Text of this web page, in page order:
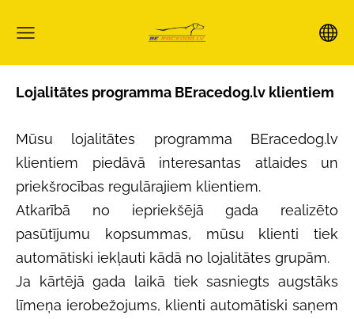
Lojalitātes programma BEracedog.lv klientiem
Mūsu lojalitātes programma BEracedog.lv
klientiem piedāvā interesantas atlaides un
priekšrocības regulārajiem klientiem.
Atkarībā no iepriekšējā gada realizēto
pasūtījumu kopsummas, mūsu klienti tiek
automātiski iekļauti kādā no lojalitātes grupām.
Ja kārtējā gada laikā tiek sasniegts augstāks
līmeņa ierobežojums, klienti automātiski saņem